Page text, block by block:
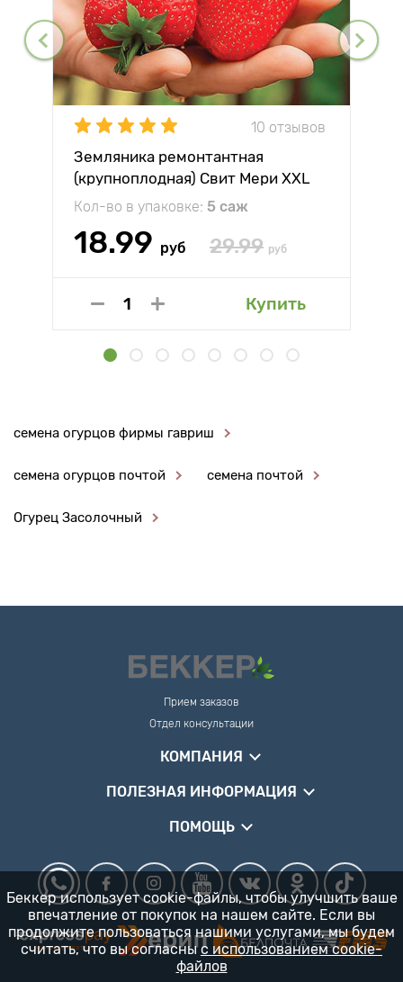
10 отзывов
Земляника ремонтантная
(крупноплодная) Свит Мери XXL
Кол-во в упаковке: 5 саж
18.99 руб 29.99 руб
Купить
семена огурцов фирмы гавриш
семена огурцов почтой семена почтой
Огурец Засолочный
Прием заказов
Отдел консультации
КОМПАНИЯ
ПОЛЕЗНАЯ ИНФОРМАЦИЯ
ПОМОЩЬ
Беккер использует cookie-файлы, чтобы улучшить ваше
впечатление от покупок на нашем сайте. Если вы
продолжите пользоваться нашими услугами, мы будем
считать, что вы согласны с использованием cookie-
файлов